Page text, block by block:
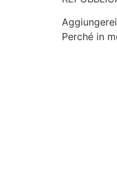
Perché in